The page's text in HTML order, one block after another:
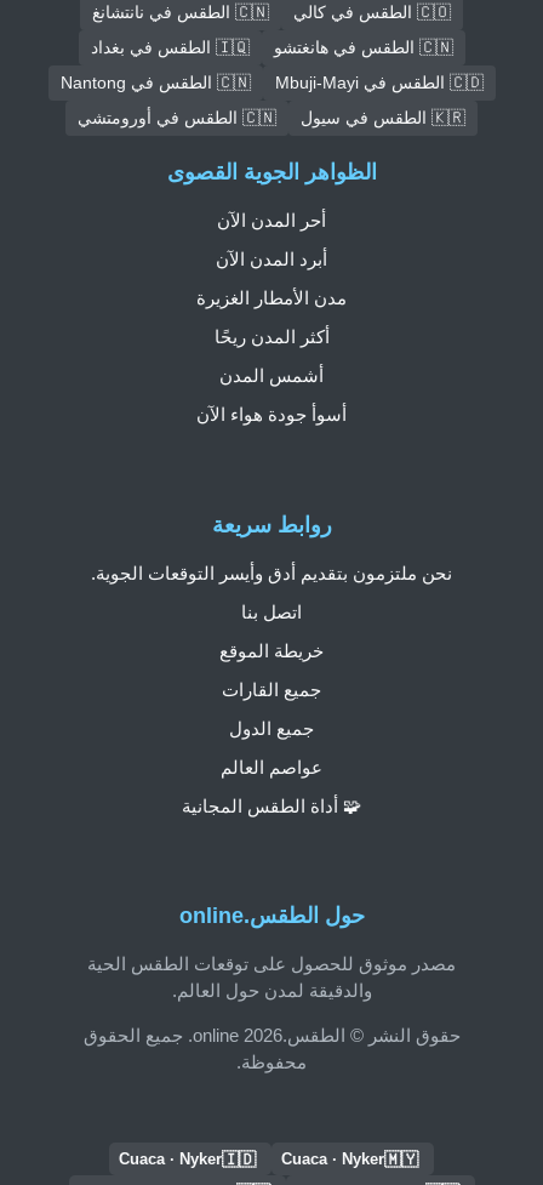
🇨🇴 الطقس في كالي
🇨🇳 الطقس في نانتشانغ
🇨🇳 الطقس في هانغتشو
🇮🇶 الطقس في بغداد
🇨🇩 الطقس في Mbuji-Mayi
🇨🇳 الطقس في Nantong
🇰🇷 الطقس في سيول
🇨🇳 الطقس في أورومتشي
حول الطقس.online
مصدر موثوق للحصول على توقعات الطقس الحية
والدقيقة لمدن حول العالم.
حقوق النشر © الطقس.online 2026. جميع الحقوق
محفوظة.
روابط سريعة
نحن ملتزمون بتقديم أدق وأيسر التوقعات الجوية.
اتصل بنا
خريطة الموقع
جميع القارات
جميع الدول
عواصم العالم
🧩 أداة الطقس المجانية
الظواهر الجوية القصوى
أحر المدن الآن
أبرد المدن الآن
مدن الأمطار الغزيرة
أكثر المدن ريحًا
أشمس المدن
أسوأ جودة هواء الآن
🇲🇾
Cuaca · Nyker
🇮🇩
Cuaca · Nyker